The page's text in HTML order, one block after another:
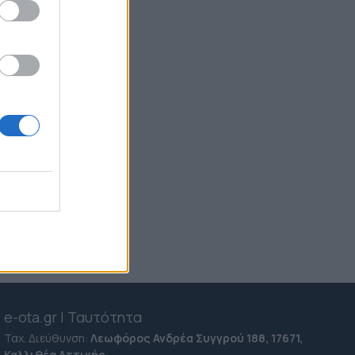
e-ota.gr | Ταυτότητα
Ταχ. Διεύθυνση:Λεωφόρος Ανδρέα Συγγρού 188, 17671,